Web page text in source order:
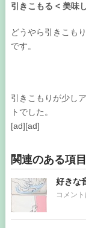
引きこもる < 美味
どうやら引きこも
です。
引きこもりが少し
トでした。
[ad][ad]
関連のある項目
好きな
コメン